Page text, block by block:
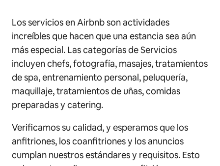
Los servicios en Airbnb son actividades
increíbles que hacen que una estancia sea aún
más especial. Las categorías de Servicios
incluyen chefs, fotografía, masajes, tratamientos
de spa, entrenamiento personal, peluquería,
maquillaje, tratamientos de uñas, comidas
preparadas y catering.
Verificamos su calidad, y esperamos que los
anfitriones, los coanfitriones y los anuncios
cumplan nuestros estándares y requisitos. Esto